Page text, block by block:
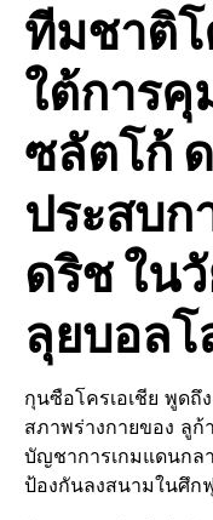
ทีมชาติโ
ใต้การ
ซลัตโก้
ประสบก
ดริช ใน
ลุยบอลโ
กุนซือโครเอเชีย พูด
สภาพร่างกายของ ลู
บัญชาการเกมแดนกล
ป้องกันลงสนามในศึก